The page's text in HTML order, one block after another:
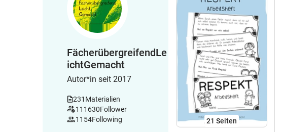
FächerübergreifendLe
ichtGemacht
Autor*in seit 2017
231 Materialien
111630Follower
1154Following 21 Seiten